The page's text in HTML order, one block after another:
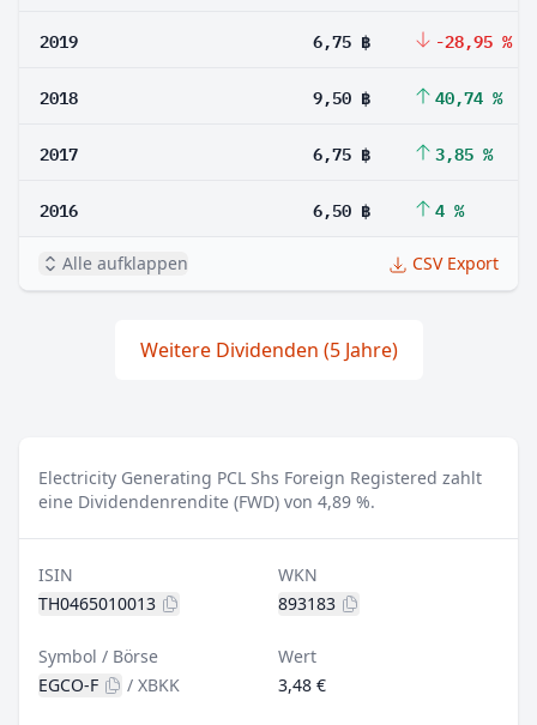
2019 6,75 ฿ -28,95 %
2018 9,50 ฿ 40,74 %
2017 6,75 ฿ 3,85 %
2016 6,50 ฿ 4 %
Alle aufklappen CSV Export
Weitere Dividenden (5 Jahre)
Electricity Generating PCL Shs Foreign Registered zahlt
eine Dividendenrendite (FWD) von 4,89 %.
ISIN
TH0465010013
WKN
893183
Symbol / Börse
EGCO-F
/ XBKK
Wert
3,48 €